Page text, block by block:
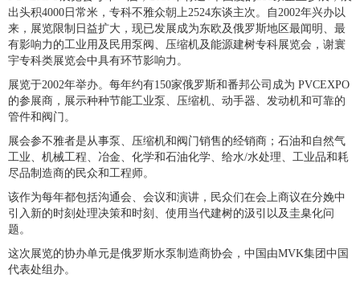
出头积4000日常米，专科不雅众朝上2524东谈主次。自2002年兴办以
来，展览限制日益扩大，现已发展成为东欧及俄罗斯地区最闻明、最
有影响力的工业用及民用泵阀、压缩机及能源建树专科展览会，谢寰
宇专科类展览会中具有环节影响力。
展览于2002年举办。每年约有150家俄罗斯和番邦公司成为 PVCEXPO
的参展商，展示种种节能工业泵、压缩机、动手器、发动机和可靠的
管件和阀门。
展会参不雅者是从事泵、压缩机和阀门销售的经销商；石油和自然气
工业、机械工程、冶金、化学和石油化学、给水/水处理、工业品和耗
尽品制造商的民众和工程师。
该作为每年都包括沟通会、会议和演讲，民众们在会上商议在分娩中
引入新的时刻处理决策和时刻、使用当代建树的汲引以及圭臬化问
题。
这次展览的协办单元是俄罗斯水泵制造商协会，中国由MVK集团中国
代表处组办。